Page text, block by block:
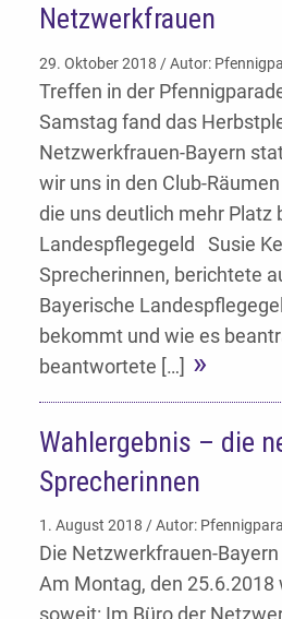
Netzwerkfrauen
29. Oktober 2018 / Autor:
Treffen in der
Samstag fand das
Netzwerkfrauen-Bayern
wir uns in den Club-
die uns deutlich mehr
Landespflegegeld Susie
Sprecherinnen, berichtete
Bayerische
bekommt und wie es
beantwortete […]
Wahlergebnis – die
Sprecherinnen
1. August 2018 / Autor:
Die Netzwerkfrauen-
Am Montag, den 25.6.2018
soweit: Im Büro der